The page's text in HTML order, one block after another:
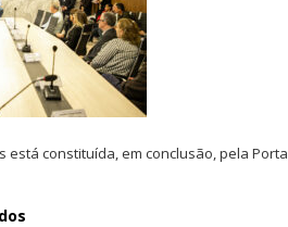
está constituída, em conclusão, pela